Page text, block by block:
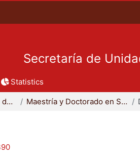
Secretaría de
Statistics
Coordinación Divisional de Posgrado Maestría y Doctorado en Sociología